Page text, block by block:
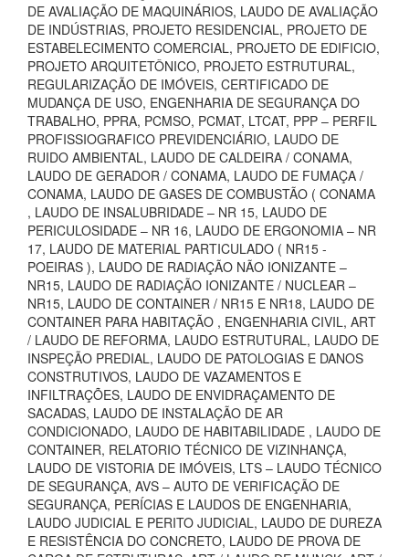
DE AVALIAÇÃO DE MAQUINÁRIOS, LAUDO DE AVALIAÇÃO
DE INDÚSTRIAS, PROJETO RESIDENCIAL, PROJETO DE
ESTABELECIMENTO COMERCIAL, PROJETO DE EDIFICIO,
PROJETO ARQUITETÔNICO, PROJETO ESTRUTURAL,
REGULARIZAÇÃO DE IMÓVEIS, CERTIFICADO DE
MUDANÇA DE USO, ENGENHARIA DE SEGURANÇA DO
TRABALHO, PPRA, PCMSO, PCMAT, LTCAT, PPP – PERFIL
PROFISSIOGRAFICO PREVIDENCIÁRIO, LAUDO DE
RUIDO AMBIENTAL, LAUDO DE CALDEIRA / CONAMA,
LAUDO DE GERADOR / CONAMA, LAUDO DE FUMAÇA /
CONAMA, LAUDO DE GASES DE COMBUSTÃO ( CONAMA
, LAUDO DE INSALUBRIDADE – NR 15, LAUDO DE
PERICULOSIDADE – NR 16, LAUDO DE ERGONOMIA – NR
17, LAUDO DE MATERIAL PARTICULADO ( NR15 -
POEIRAS ), LAUDO DE RADIAÇÃO NÃO IONIZANTE –
NR15, LAUDO DE RADIAÇÃO IONIZANTE / NUCLEAR –
NR15, LAUDO DE CONTAINER / NR15 E NR18, LAUDO DE
CONTAINER PARA HABITAÇÃO , ENGENHARIA CIVIL, ART
/ LAUDO DE REFORMA, LAUDO ESTRUTURAL, LAUDO DE
INSPEÇÃO PREDIAL, LAUDO DE PATOLOGIAS E DANOS
CONSTRUTIVOS, LAUDO DE VAZAMENTOS E
INFILTRAÇÕES, LAUDO DE ENVIDRAÇAMENTO DE
SACADAS, LAUDO DE INSTALAÇÃO DE AR
CONDICIONADO, LAUDO DE HABITABILIDADE , LAUDO DE
CONTAINER, RELATORIO TÉCNICO DE VIZINHANÇA,
LAUDO DE VISTORIA DE IMÓVEIS, LTS – LAUDO TÉCNICO
DE SEGURANÇA, AVS – AUTO DE VERIFICAÇÃO DE
SEGURANÇA, PERÍCIAS E LAUDOS DE ENGENHARIA,
LAUDO JUDICIAL E PERITO JUDICIAL, LAUDO DE DUREZA
E RESISTÊNCIA DO CONCRETO, LAUDO DE PROVA DE